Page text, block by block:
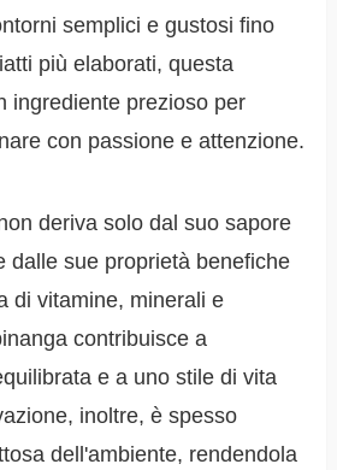
semplici e gustosi fino
più elaborati, questa
ingrediente prezioso per
con passione e attenzione.
deriva solo dal suo sapore
dalle sue proprietà benefiche
di vitamine, minerali e
contribuisce a
e a uno stile di vita
inoltre, è spesso
dell'ambiente, rendendola